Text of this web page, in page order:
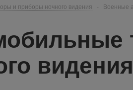
и приборы ночного видения - Военные